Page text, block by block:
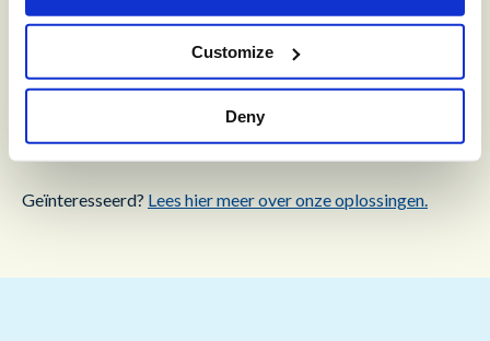
Customize
Deny
wendbaarder. De vergelijking binnen het projectteam was
voelt nu als rijden in een raceauto; sneller en efficiënter.
Supervisors bouwen eigen rapportages en zien realtime wat
er gebeurt, wat helpt bij het verbeteren van kwaliteit en
Geïnteresseerd? Lees hier meer over onze oplossingen.